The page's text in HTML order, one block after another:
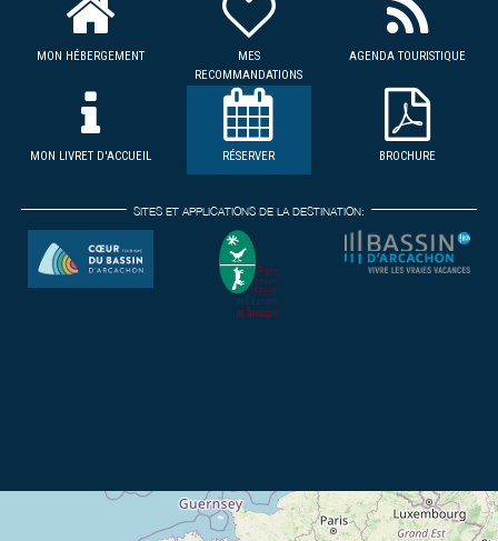
MON HÉBERGEMENT
MES
RECOMMANDATIONS
AGENDA TOURISTIQUE
MON LIVRET D'ACCUEIL RÉSERVER BROCHURE
SITES ET APPLICATIONS DE LA DESTINATION: